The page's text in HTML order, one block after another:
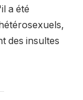
a été
des insultes